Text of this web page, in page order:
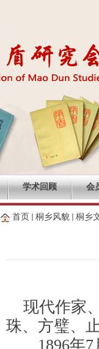
学术回顾 会
首页 桐乡风貌 桐乡
现代作家
珠、方璧、
1896年7